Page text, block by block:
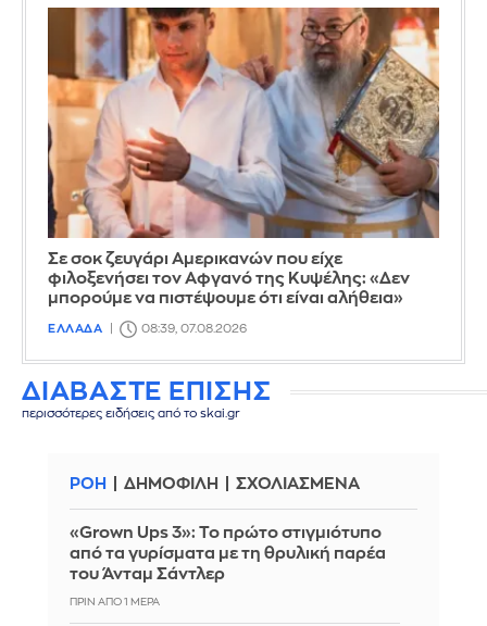
Σε σοκ ζευγάρι Αμερικανών που είχε
φιλοξενήσει τον Αφγανό της Κυψέλης: «Δεν
μπορούμε να πιστέψουμε ότι είναι αλήθεια»
ΕΛΛΑΔΑ 08:39, 07.08.2026
ΔΙΑΒΑΣΤΕ ΕΠΙΣΗΣ
περισσότερες ειδήσεις από το skai.gr
ΡΟΗ ΔΗΜΟΦΙΛΗ ΣΧΟΛΙΑΣΜΕΝΑ
«Grown Ups 3»: Το πρώτο στιγμιότυπο
από τα γυρίσματα με τη θρυλική παρέα
του Άνταμ Σάντλερ
ΠΡΙΝ ΑΠΌ 1 ΜΈΡΑ